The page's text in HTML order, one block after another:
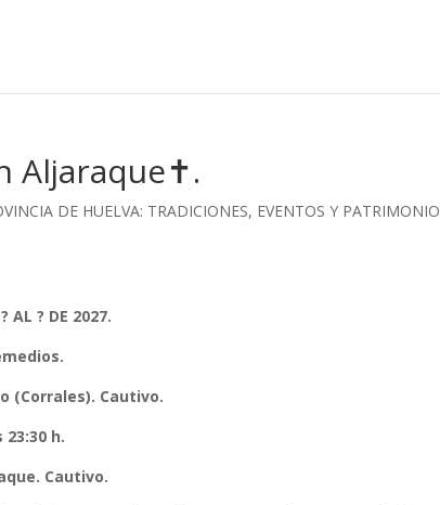
Aljaraque✝️.
DE HUELVA: TRADICIONES, EVENTOS Y PATRIMONIO
AL ? DE 2027.
(Corrales). Cautivo.
h.
Cautivo.